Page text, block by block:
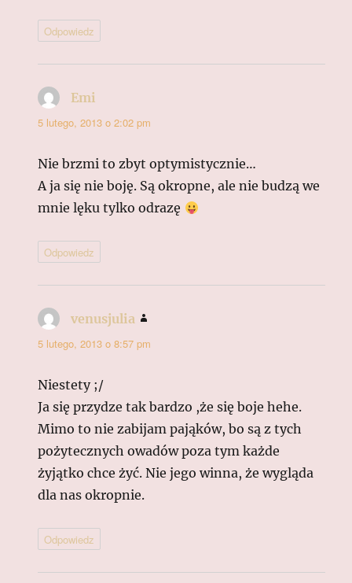
Odpowiedz
Emi
5 lutego, 2013 o 2:02 pm
Nie brzmi to zbyt optymistycznie…
A ja się nie boję. Są okropne, ale nie budzą we
mnie lęku tylko odrazę
Odpowiedz
venusjulia
5 lutego, 2013 o 8:57 pm
Niestety ;/
Ja się przydze tak bardzo ,że się boje hehe.
Mimo to nie zabijam pająków, bo są z tych
pożytecznych owadów poza tym każde
żyjątko chce żyć. Nie jego winna, że wygląda
dla nas okropnie.
Odpowiedz